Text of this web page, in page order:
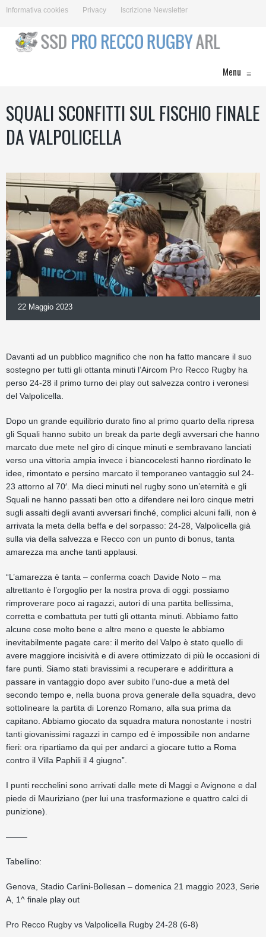
Informativa cookies Privacy Iscrizione Newsletter
Menu ≡
SQUALI SCONFITTI SUL FISCHIO FINALE
DA VALPOLICELLA
22 Maggio 2023
Davanti ad un pubblico magnifico che non ha fatto mancare il suo
sostegno per tutti gli ottanta minuti l’Aircom Pro Recco Rugby ha
perso 24-28 il primo turno dei play out salvezza contro i veronesi
del Valpolicella.
Dopo un grande equilibrio durato fino al primo quarto della ripresa
gli Squali hanno subito un break da parte degli avversari che hanno
marcato due mete nel giro di cinque minuti e sembravano lanciati
verso una vittoria ampia invece i biancocelesti hanno riordinato le
idee, rimontato e persino marcato il temporaneo vantaggio sul 24-
23 attorno al 70′. Ma dieci minuti nel rugby sono un’eternità e gli
Squali ne hanno passati ben otto a difendere nei loro cinque metri
sugli assalti degli avanti avversari finché, complici alcuni falli, non è
arrivata la meta della beffa e del sorpasso: 24-28, Valpolicella già
sulla via della salvezza e Recco con un punto di bonus, tanta
amarezza ma anche tanti applausi.
“L’amarezza è tanta – conferma coach Davide Noto – ma
altrettanto è l’orgoglio per la nostra prova di oggi: possiamo
rimproverare poco ai ragazzi, autori di una partita bellissima,
corretta e combattuta per tutti gli ottanta minuti. Abbiamo fatto
alcune cose molto bene e altre meno e queste le abbiamo
inevitabilmente pagate care: il merito del Valpo è stato quello di
avere maggiore incisività e di avere ottimizzato di più le occasioni di
fare punti. Siamo stati bravissimi a recuperare e addirittura a
passare in vantaggio dopo aver subito l’uno-due a metà del
secondo tempo e, nella buona prova generale della squadra, devo
sottolineare la partita di Lorenzo Romano, alla sua prima da
capitano. Abbiamo giocato da squadra matura nonostante i nostri
tanti giovanissimi ragazzi in campo ed è impossibile non andarne
fieri: ora ripartiamo da qui per andarci a giocare tutto a Roma
contro il Villa Paphili il 4 giugno”.
I punti recchelini sono arrivati dalle mete di Maggi e Avignone e dal
piede di Mauriziano (per lui una trasformazione e quattro calci di
punizione).
——–
Tabellino:
Genova, Stadio Carlini-Bollesan – domenica 21 maggio 2023, Serie
A, 1^ finale play out
Pro Recco Rugby vs Valpolicella Rugby 24-28 (6-8)